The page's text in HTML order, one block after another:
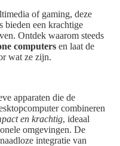
of gaming, deze
bieden een krachtige
Ontdek waarom steeds
computers en laat de
wat ze zijn.
apparaten die de
combineren
en krachtig, ideaal
omgevingen. De
integratie van